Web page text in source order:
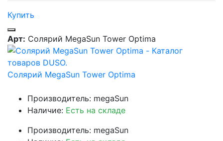
Купить
Арт: Солярий MegaSun Tower Optima
Солярий MegaSun Tower Optima
Производитель: megaSun
Наличие: Есть на складе
Производитель: megaSun